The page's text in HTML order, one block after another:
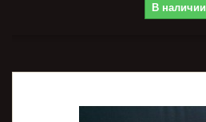
В наличии